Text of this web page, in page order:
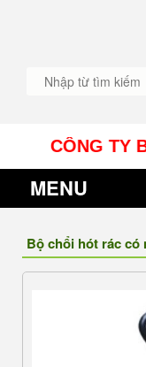
CÔNG TY
MENU
Bộ chổi hót rác có